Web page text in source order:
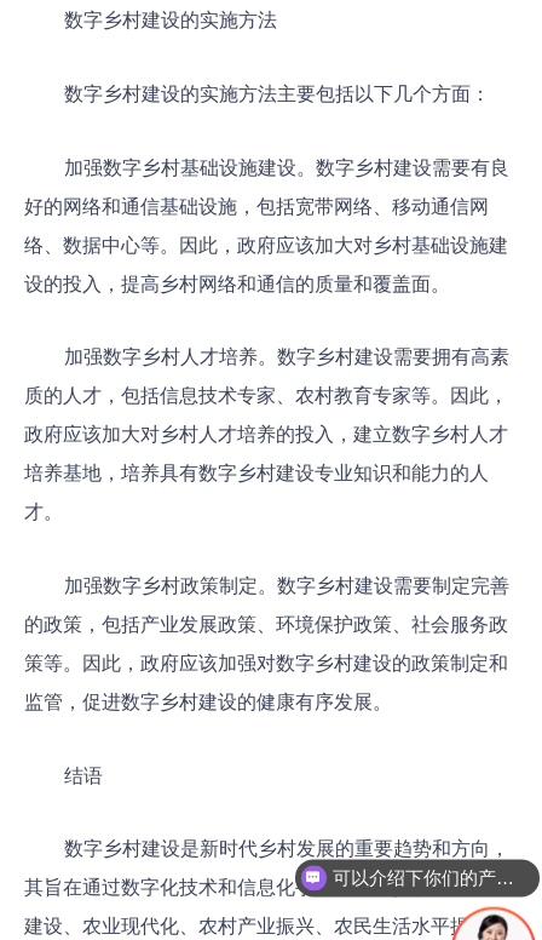
数字乡村建设的实施方法
数字乡村建设的实施方法主要包括以下几个方面：
加强数字乡村基础设施建设。数字乡村建设需要有良
好的网络和通信基础设施，包括宽带网络、移动通信网
络、数据中心等。因此，政府应该加大对乡村基础设施建
设的投入，提高乡村网络和通信的质量和覆盖面。
加强数字乡村人才培养。数字乡村建设需要拥有高素
质的人才，包括信息技术专家、农村教育专家等。因此，
政府应该加大对乡村人才培养的投入，建立数字乡村人才
培养基地，培养具有数字乡村建设专业知识和能力的人
才。
加强数字乡村政策制定。数字乡村建设需要制定完善
的政策，包括产业发展政策、环境保护政策、社会服务政
策等。因此，政府应该加强对数字乡村建设的政策制定和
监管，促进数字乡村建设的健康有序发展。
结语
数字乡村建设是新时代乡村发展的重要趋势和方向，
其旨在通过数字化技术和信息化手段，推动乡村基础设施
建设、农业现代化、农村产业振兴、农民生活水平提高等
可以介绍下你们的产品么